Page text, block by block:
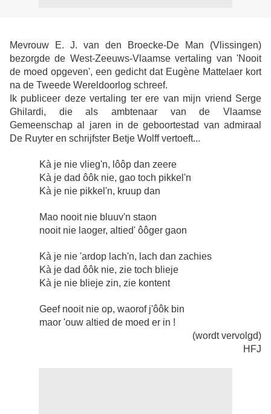
Mevrouw E. J. van den Broecke-De Man (Vlissingen)
bezorgde de West-Zeeuws-Vlaamse vertaling van 'Nooit
de moed opgeven', een gedicht dat Eugène Mattelaer kort
na de Tweede Wereldoorlog schreef.
Ik publiceer deze vertaling ter ere van mijn vriend Serge
Ghilardi, die als ambtenaar van de Vlaamse
Gemeenschap al jaren in de geboortestad van admiraal
De Ruyter en schrijfster Betje Wolff vertoeft...
Kà je nie vlieg'n, lôôp dan zeere
Kà je dad ôôk nie, gao toch pikkel'n
Kà je nie pikkel'n, kruup dan
Mao nooit nie bluuv'n staon
nooit nie laoger, altied' ôôger gaon
Kà je nie 'ardop lach'n, lach dan zachies
Kà je dad ôôk nie, zie toch blieje
Kà je nie blieje zin, zie kontent
Geef nooit nie op, waorof j'ôôk bin
maor 'ouw altied de moed er in !
(wordt vervolgd)
HFJ